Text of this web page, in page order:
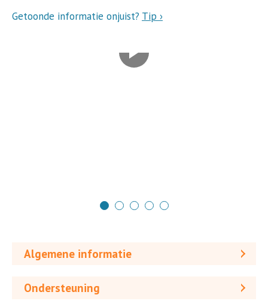
Getoonde informatie onjuist? Tip ›
Algemene informatie
Ondersteuning